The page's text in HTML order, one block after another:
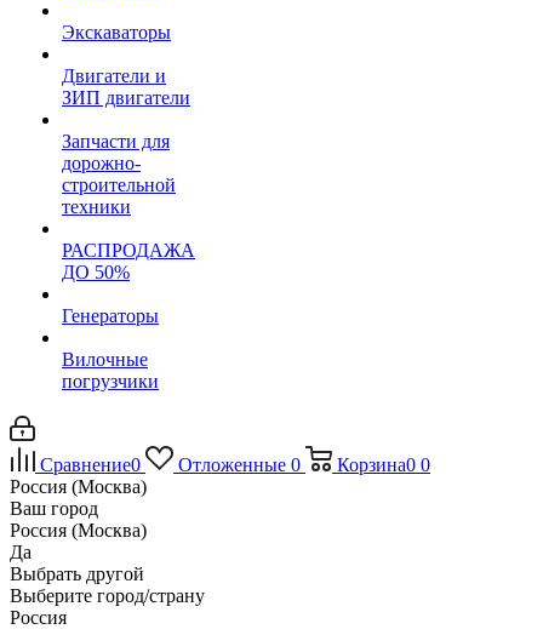
Экскаваторы
Двигатели и
ЗИП двигатели
Запчасти для
дорожно-
строительной
техники
РАСПРОДАЖА
ДО 50%
Генераторы
Вилочные
погрузчики
Сравнение0 Отложенные 0 Корзина0 0
Россия (Москва)
Ваш город
Россия (Москва)
Да
Выбрать другой
Выберите город/страну
Россия